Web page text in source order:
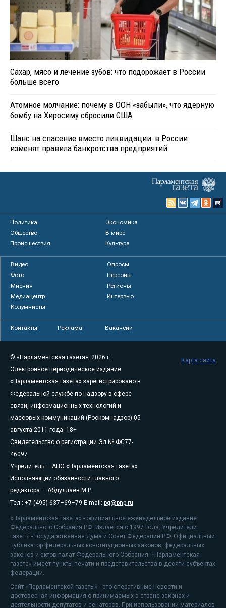
Сахар, мясо и лечение зубов: что подорожает в России
больше всего
Атомное молчание: почему в ООН «забыли», что ядерную
бомбу на Хиросиму сбросили США
Шанс на спасение вместо ликвидации: в России
изменят правила банкротства предприятий
Политика
Экономика
Общество
В мире
Происшествия
Культура
Видео
Опросы
Фото
Персоны
Мнения
Регионы
Медиацентр
Интервью
Колумнисты
Контакты Реклама Вакансии
© «Парламентская газета», 2026 г.
Электронное периодическое издание
«Парламентская газета» зарегистрировано в
Федеральной службе по надзору в сфере
связи, информационных технологий и
массовых коммуникаций (Роскомнадзор) 05
августа 2011 года. 18+
Свидетельство о регистрации Эл № ФС77-
46097
Учредитель — АНО «Парламентская газета»
Исполняющий обязанности главного
редактора — Абдуллаев М.Р.
Тел.: +7 (495) 637–69–79 E-mail: pg@pnp.ru
«Парламентская газета» - официальное еженедельное издание
Федерального Собрания РФ. Издается с 1997 года. Учредители
газеты - Государственная Дума и Совет Федерации РФ. Официальный
публикатор федеральных конституционных законов, федеральных
законов и актов палат Федерального Собрания. «Парламентская
газета» имеет пункты печати и представительства в десяти субъектах
федерации.
Сайт «Парламентской газеты» - это оперативные новости и
достоверная информация о принимаемых в стране законах и
деятельности депутатов и сенаторов. При использовании материалов
Карта сайта